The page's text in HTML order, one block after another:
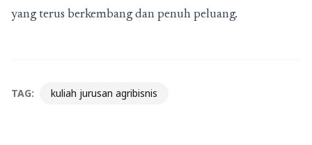
yang terus berkembang dan penuh peluang.
TAG: kuliah jurusan agribisnis